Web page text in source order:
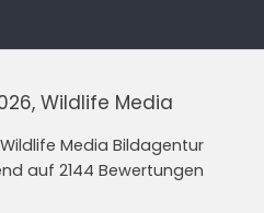
Wildlife Media
Media Bildagentur
auf 2144 Bewertungen